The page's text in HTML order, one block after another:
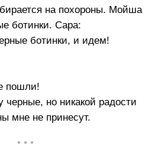
на похороны. Мойша
ботинки. Сара:
ботинки, и идем!
пошли!
но никакой радости
мне не принесут.
• • •